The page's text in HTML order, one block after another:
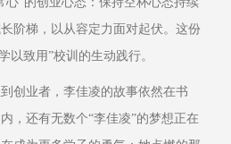
阶梯，以从容定力面对起伏。这份
以致用”校训的生动践行。
创业者，李佳凌的故事依然在书
，还有无数个“李佳凌”的梦想正在